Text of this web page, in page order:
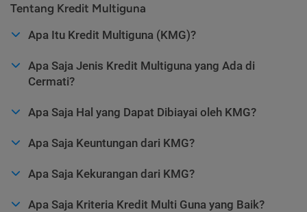
Tentang Kredit Multiguna
Apa Itu Kredit Multiguna (KMG)?
Apa Saja Jenis Kredit Multiguna yang Ada di
Cermati?
Apa Saja Hal yang Dapat Dibiayai oleh KMG?
Apa Saja Keuntungan dari KMG?
Apa Saja Kekurangan dari KMG?
Apa Saja Kriteria Kredit Multi Guna yang Baik?